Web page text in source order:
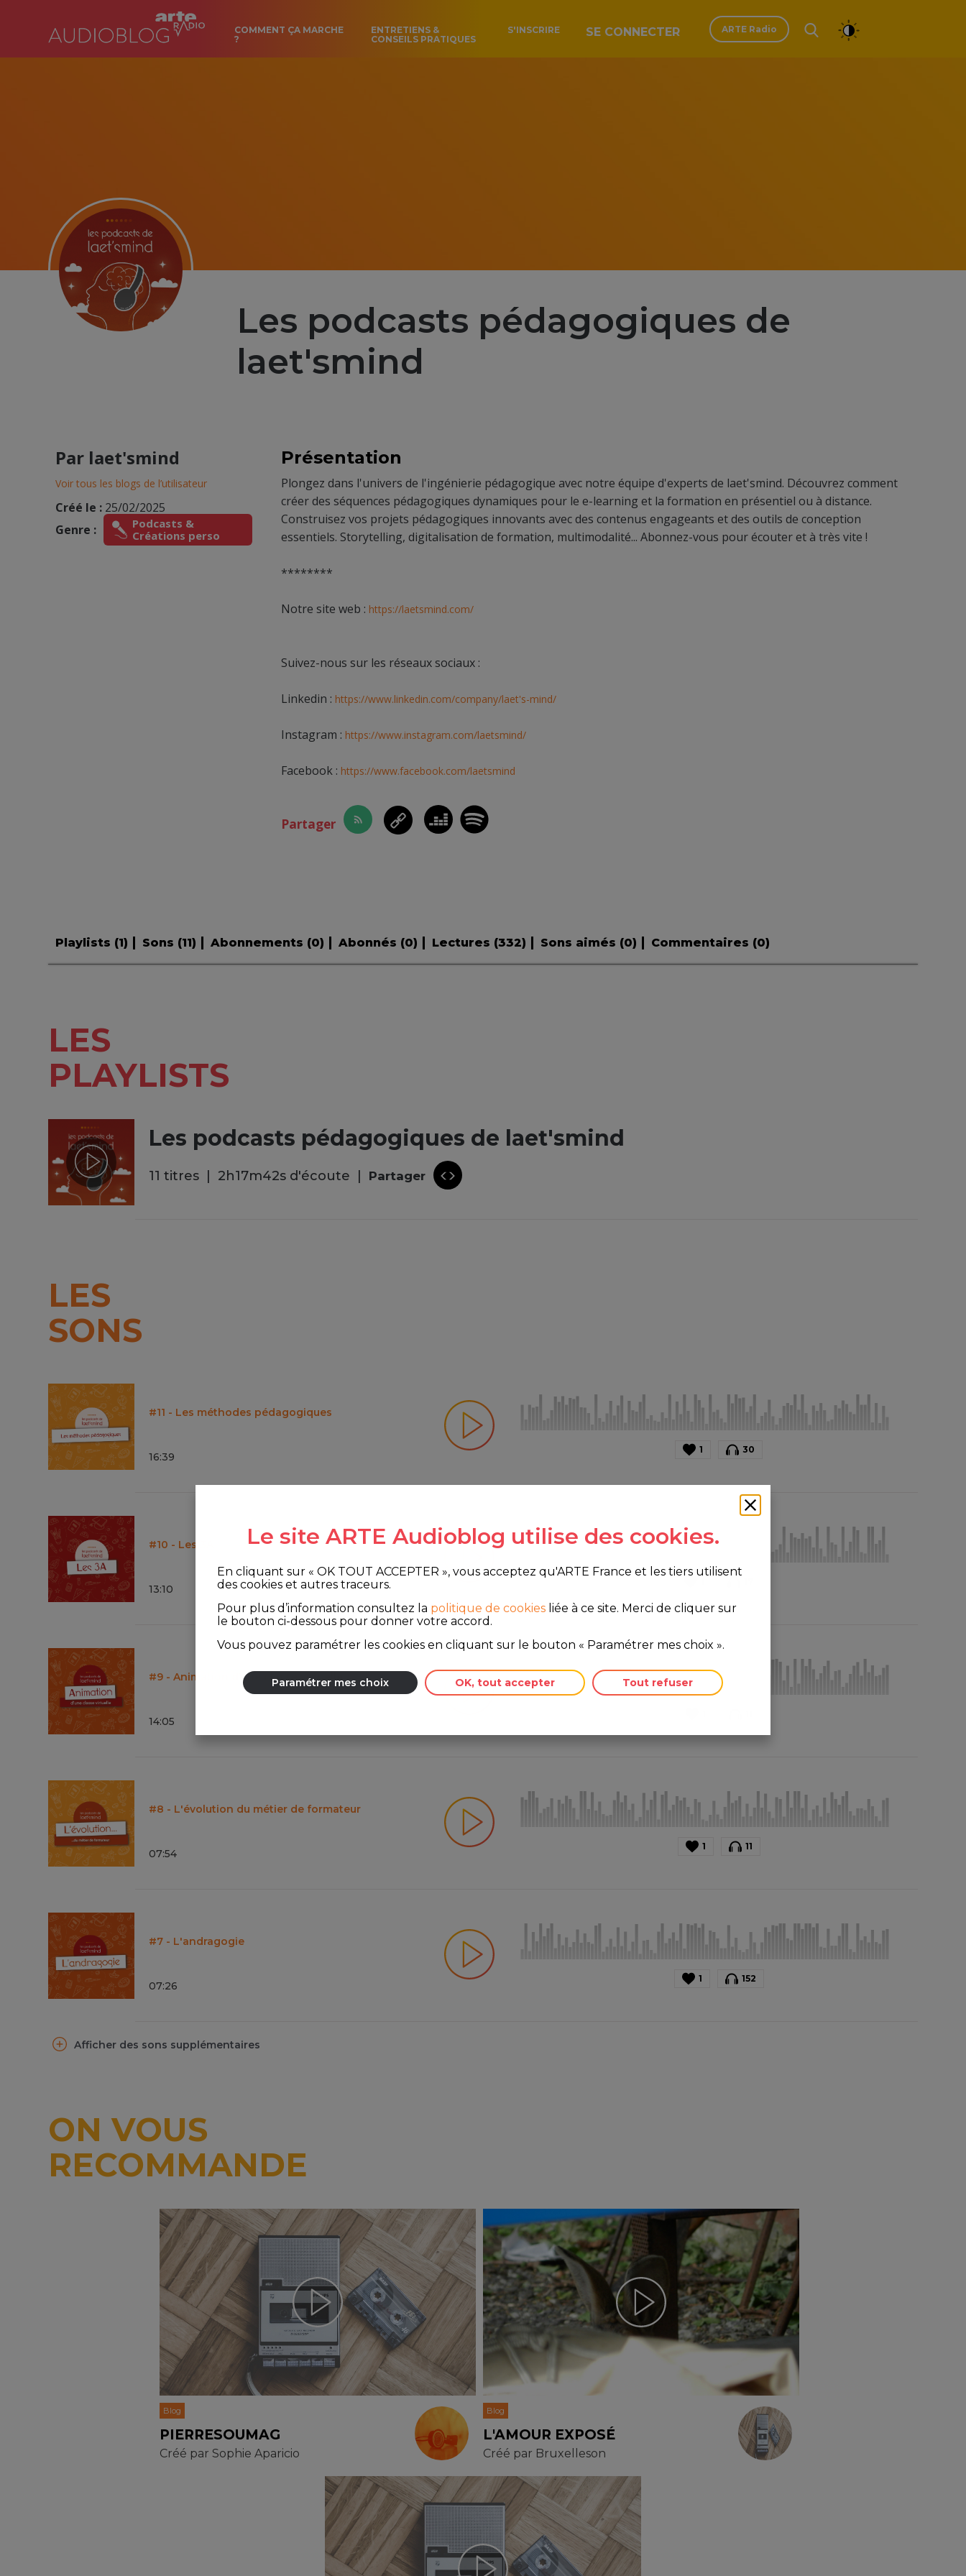
COMMENT ÇA MARCHE
?
ENTRETIENS &
CONSEILS PRATIQUES
S'INSCRIRE SE CONNECTER ARTE Radio
Les podcasts pédagogiques de
laet'smind
Par laet'smind
Voir tous les blogs de l’utilisateur
Créé le : 25/02/2025
Genre :
Podcasts &
Créations perso
Présentation
Plongez dans l'univers de l'ingénierie pédagogique avec notre équipe d'experts de laet'smind. Découvrez comment
créer des séquences pédagogiques dynamiques pour le e-learning et la formation en présentiel ou à distance.
Construisez vos projets pédagogiques innovants avec des contenus engageants et des outils de conception
essentiels. Storytelling, digitalisation de formation, multimodalité... Abonnez-vous pour écouter et à très vite !
********
Notre site web : https://laetsmind.com/
Suivez-nous sur les réseaux sociaux :
Linkedin : https://www.linkedin.com/company/laet's-mind/
Instagram : https://www.instagram.com/laetsmind/
Facebook : https://www.facebook.com/laetsmind
Partager
Playlists (1) Sons (11) Abonnements (0) Abonnés (0) Lectures (332) Sons aimés (0) Commentaires (0)
LES
PLAYLISTS
Les podcasts pédagogiques de laet'smind
11 titres 2h17m42s d'écoute Partager
LES
SONS
#11 - Les méthodes pédagogiques
16:39
1 30
#10 - Les 3A
13:10
#9 - Animation d’une classe virtuelle
14:05
#8 - L'évolution du métier de formateur
07:54
1 11
#7 - L'andragogie
07:26
1 152
Afficher des sons supplémentaires
ON VOUS
RECOMMANDE
Blog
PIERRESOUMAG
Créé par Sophie Aparicio
Blog
L'AMOUR EXPOSÉ
Créé par Bruxelleson
Le site ARTE Audioblog utilise des cookies.
En cliquant sur « OK TOUT ACCEPTER », vous acceptez qu'ARTE France et les tiers utilisent
des cookies et autres traceurs.
Pour plus d’information consultez la politique de cookies liée à ce site. Merci de cliquer sur
le bouton ci-dessous pour donner votre accord.
Vous pouvez paramétrer les cookies en cliquant sur le bouton « Paramétrer mes choix ».
Paramétrer mes choix OK, tout accepter Tout refuser